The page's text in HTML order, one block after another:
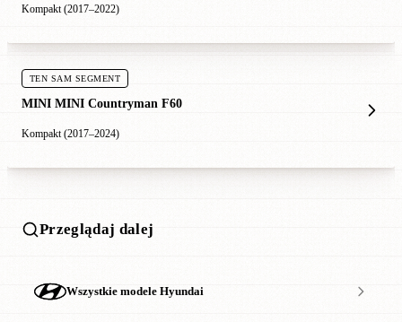
Kompakt (2017–2022)
TEN SAM SEGMENT
MINI MINI Countryman F60
Kompakt (2017–2024)
Przeglądaj dalej
Wszystkie modele Hyundai